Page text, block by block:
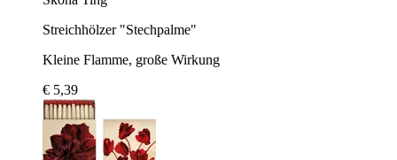
Streichhölzer "Stechpalme"
Kleine Flamme, große Wirkung
€ 5,39